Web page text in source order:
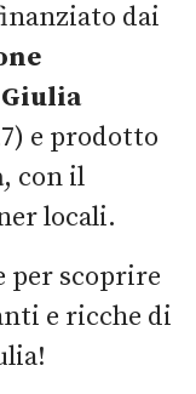
dai
e prodotto
, con il
locali.
per scoprire
e ricche di